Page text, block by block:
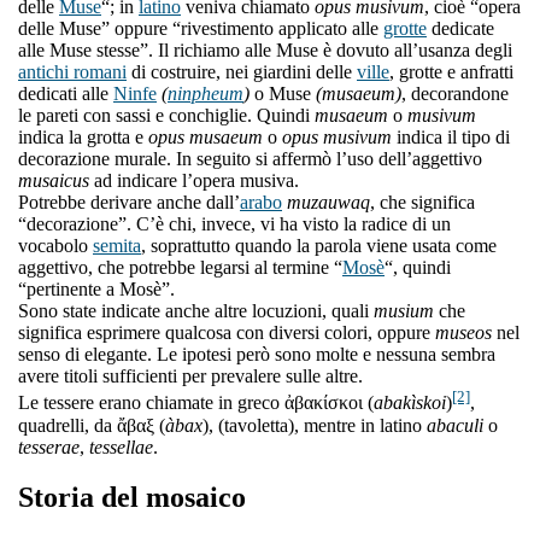
delle Muse“; in latino veniva chiamato opus musivum, cioè “opera
delle Muse” oppure “rivestimento applicato alle grotte dedicate
alle Muse stesse”. Il richiamo alle Muse è dovuto all’usanza degli
antichi romani di costruire, nei giardini delle ville, grotte e anfratti
dedicati alle Ninfe (ninpheum) o Muse (musaeum), decorandone
le pareti con sassi e conchiglie. Quindi musaeum o musivum
indica la grotta e opus musaeum o opus musivum indica il tipo di
decorazione murale. In seguito si affermò l’uso dell’aggettivo
musaicus ad indicare l’opera musiva.
Potrebbe derivare anche dall’arabo muzauwaq, che significa
“decorazione”. C’è chi, invece, vi ha visto la radice di un
vocabolo semita, soprattutto quando la parola viene usata come
aggettivo, che potrebbe legarsi al termine “Mosè“, quindi
“pertinente a Mosè”.
Sono state indicate anche altre locuzioni, quali musium che
significa esprimere qualcosa con diversi colori, oppure museos nel
senso di elegante. Le ipotesi però sono molte e nessuna sembra
avere titoli sufficienti per prevalere sulle altre.
Le tessere erano chiamate in greco ἀβακίσκοι (abakìskoi)[2],
quadrelli, da ἄβαξ (àbax), (tavoletta), mentre in latino abaculi o
tesserae, tessellae.
Storia del mosaico